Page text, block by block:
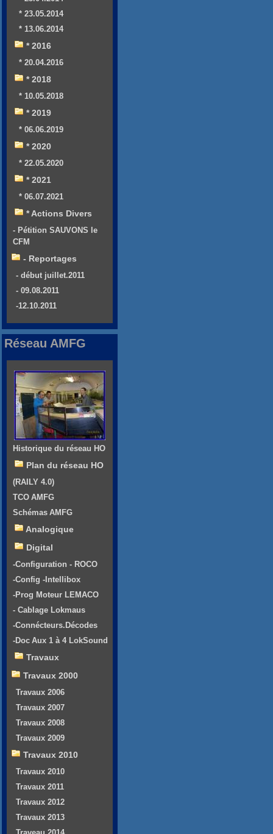
* 23.05.2014
* 13.06.2014
* 2016
* 20.04.2016
* 2018
* 10.05.2018
* 2019
* 06.06.2019
* 2020
* 22.05.2020
* 2021
* 06.07.2021
* Actions Divers
- Pétition SAUVONS le
CFM
- Reportages
- début juillet.2011
- 09.08.2011
-12.10.2011
Réseau AMFG
Historique du réseau HO
Plan du réseau HO
(RAILY 4.0)
TCO AMFG
Schémas AMFG
Analogique
Digital
-Configuration - ROCO
-Config -Intellibox
-Prog Moteur LEMACO
- Cablage Lokmaus
-Connécteurs.Décodes
-Doc Aux 1 à 4 LokSound
Travaux
Travaux 2000
Travaux 2006
Travaux 2007
Travaux 2008
Travaux 2009
Travaux 2010
Travaux 2010
Travaux 2011
Travaux 2012
Travaux 2013